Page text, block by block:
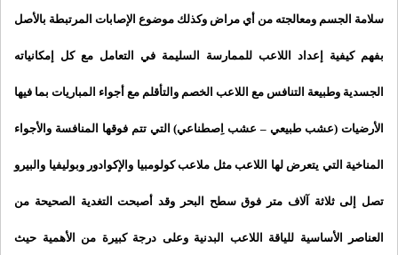
سلامة الجسم ومعالجته من أي مراض وكذلك موضوع الإصابات المرتبطة بالأصل
بفهم كيفية إعداد اللاعب للممارسة السليمة في التعامل مع كل إمكانياته
الجسدية وطبيعة التنافس مع اللاعب الخصم والتأقلم مع أجواء المباريات بما فيها
الأرضيات (عشب طبيعي – عشب اِصطناعي) التي تتم فوقها المنافسة والأجواء
المناخية التي يتعرض لها اللاعب مثل ملاعب كولومبيا والإكوادور وبوليفيا والبيرو
تصل إلى ثلاثة آلاف متر فوق سطح البحر وقد أصبحت التغدية الصحيحة من
العناصر الأساسية للياقة اللاعب البدنية وعلى درجة كبيرة من الأهمية حيث